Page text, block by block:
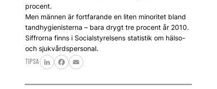
procent.
Men männen är fortfarande en liten minoritet bland
tandhygienisterna – bara drygt tre procent år 2010.
Siffrorna finns i Socialstyrelsens statistik om hälso-
och sjukvårdspersonal.
TIPSA
LinkedInFacebook
Email